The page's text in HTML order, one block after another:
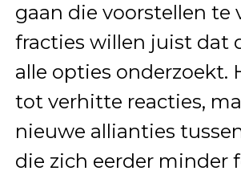
gaan die voorstellen te
fracties willen juist dat
alle opties onderzoekt.
tot verhitte reacties,
nieuwe allianties
die zich eerder minder